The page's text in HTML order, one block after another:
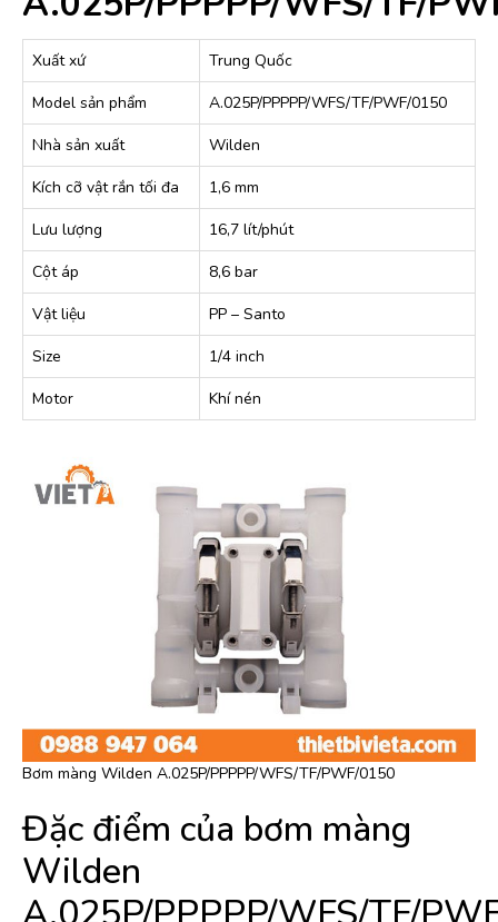
Xuất xứ
Trung Quốc
Model sản phẩm
A.025P/PPPPP/WFS/TF/PWF/0150
Nhà sản xuất
Wilden
Kích cỡ vật rắn tối đa
1,6 mm
Lưu lượng
16,7 lít/phút
Cột áp
8,6 bar
Vật liệu
PP – Santo
Size
1/4 inch
Motor
Khí nén
Bơm màng Wilden A.025P/PPPPP/WFS/TF/PWF/0150
Đặc điểm của bơm màng
Wilden